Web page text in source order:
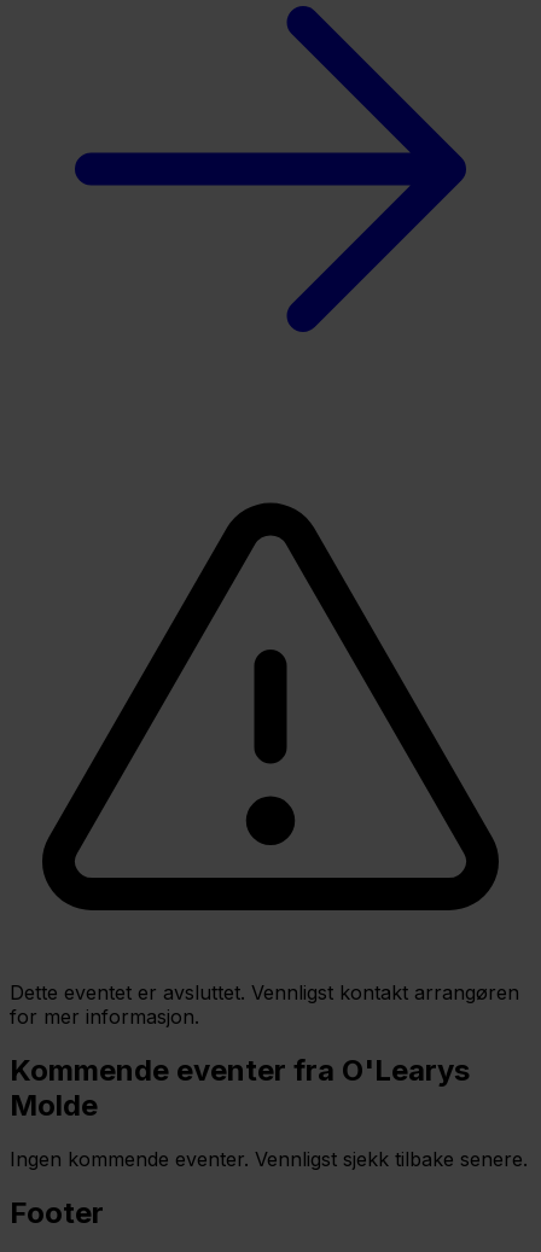
Dette eventet er avsluttet. Vennligst kontakt arrangøren
for mer informasjon.
Kommende eventer fra O'Learys
Molde
Ingen kommende eventer. Vennligst sjekk tilbake senere.
Footer